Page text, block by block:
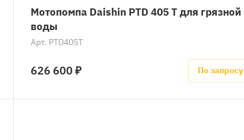
Мотопомпа Daishin PTD 405 T для грязной
воды
Арт. PTD405T
626 600 ₽ По запросу